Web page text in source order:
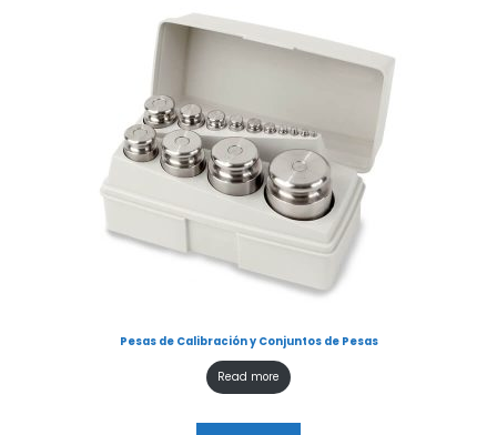
Pesas de Calibración y Conjuntos de Pesas
Read more